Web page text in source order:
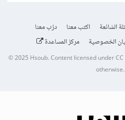
الشائعة اكتب معنا
درّب معنا
الخصوصية مركز المساعدة
© 2025Hsoub.Content licensed under
otherwise.